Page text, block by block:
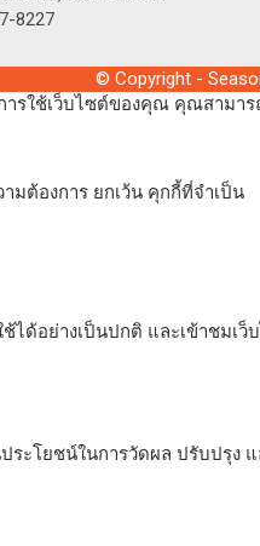
8227
© Copyright -
รใช้เว็บไซต์ของคุณ คุณสามาร
มต้องการ ยกเว้น คุกกี้ที่จำเป็น
ด้อย่างเป็นปกติ และเข้าชม
ะโยชน์ในการวัดผล ปรับปรุ